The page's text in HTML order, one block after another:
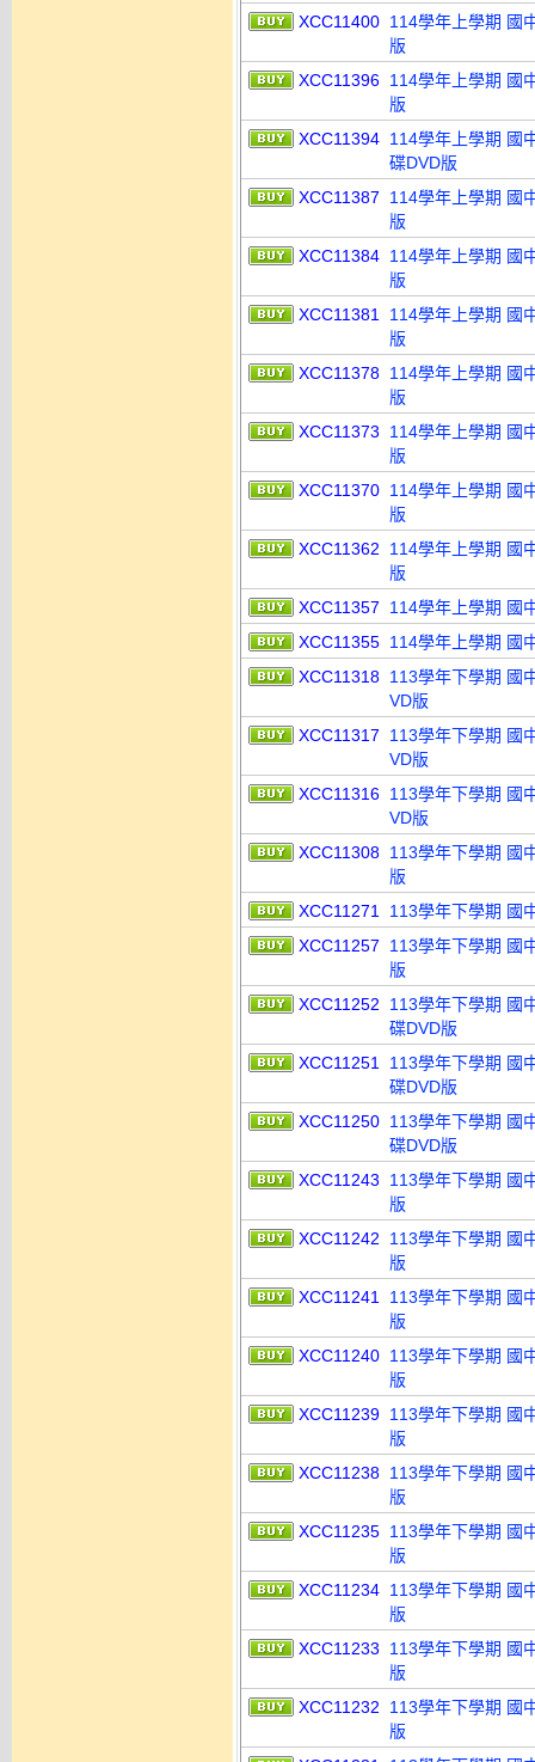
XCC11400 114學年上學期 國
版
XCC11396 114學年上學期 國
版
XCC11394 114學年上學期 國
碟DVD版
XCC11387
114學年上學期 國
版
XCC11384 114學年上學期 國
版
XCC11381
114學年上學期 國
版
XCC11378 114學年上學期 國
版
XCC11373
114學年上學期 國
版
XCC11370 114學年上學期 國
版
XCC11362
114學年上學期 國
版
XCC11357
114學年上學期 國
XCC11355 114學年上學期 國
XCC11318 113學年下學期 國
VD版
XCC11317
113學年下學期 國
VD版
XCC11316 113學年下學期 國
VD版
XCC11308 113學年下學期 國
版
XCC11271
113學年下學期 國
XCC11257
113學年下學期 國
版
XCC11252
113學年下學期 國
碟DVD版
XCC11251
113學年下學期 國
碟DVD版
XCC11250 113學年下學期 國
碟DVD版
XCC11243
113學年下學期 國
版
XCC11242
113學年下學期 國
版
XCC11241
113學年下學期 國
版
XCC11240 113學年下學期 國
版
XCC11239 113學年下學期 國
版
XCC11238 113學年下學期 國
版
XCC11235 113學年下學期 國
版
XCC11234 113學年下學期 國
版
XCC11233
113學年下學期 國
版
XCC11232
113學年下學期 國
版